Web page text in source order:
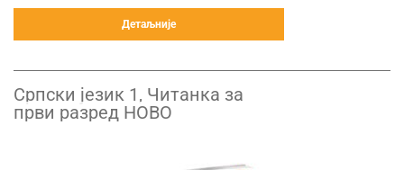
Детаљније
Српски језик 1, Читанка за
први разред НОВО